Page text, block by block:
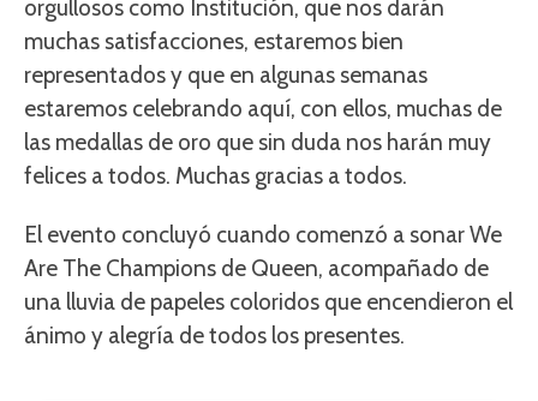
orgullosos como Institución, que nos darán
muchas satisfacciones, estaremos bien
representados y que en algunas semanas
estaremos celebrando aquí, con ellos, muchas de
las medallas de oro que sin duda nos harán muy
felices a todos. Muchas gracias a todos.
El evento concluyó cuando comenzó a sonar We
Are The Champions de Queen, acompañado de
una lluvia de papeles coloridos que encendieron el
ánimo y alegría de todos los presentes.